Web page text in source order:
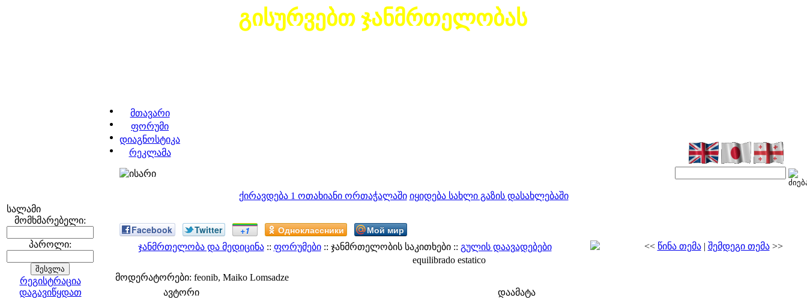
გისურვებთ ჯანმრთელობას
მთავარი
ფორუმი
დიაგნოსტიკა
რეკლამა
ქირავდება 1 ოთახიანი ორთაჭალაში იყიდება სახლი გაზის დასახლებაში
სალამი
მომხმარებელი:
პაროლი:
რეგისტრაცია
დაგავიწყდათ
Facebook Twitter +1 Одноклассники Мой мир
ჯანმრთელობა და მედიცინა:: ფორუმები:: ჯანმრთელობის საკითხები :: გულის დაავადებები << წინა თემა| შემდეგი თემა>>
equilibrado estatico
მოდერატორები: feonib, Maiko Lomsadze
ავტორი
დაამატა